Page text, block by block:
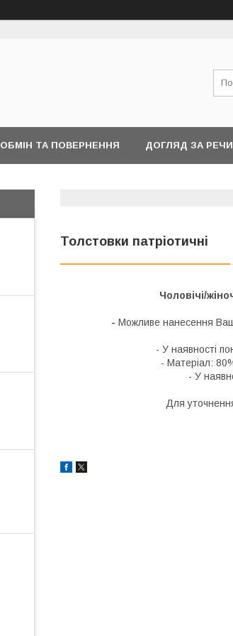
ОБМІН ТА ПОВЕРНЕННЯ ДОГЛЯД ЗА
Толстовки патріотичні
Чоловічі/
- Можливе нанесення
- У наявності
- Матеріал:
- У
Для